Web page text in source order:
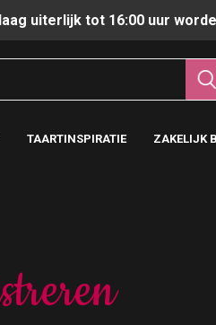
uiterlijk tot 16:00 uur
TAARTINSPIRATIE ZAKELIJK